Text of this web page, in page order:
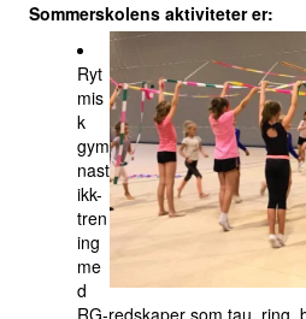
Sommerskolens aktiviteter er:
Ryt
mis
k
gym
nast
ikk-
tren
ing
me
d
RG-redskaper som tau, ring,